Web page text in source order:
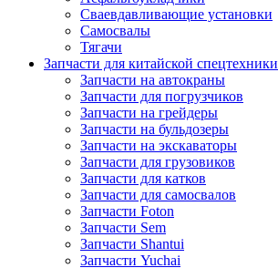
Сваевдавливающие установки
Самосвалы
Тягачи
Запчасти для китайской спецтехники
Запчасти на автокраны
Запчасти для погрузчиков
Запчасти на грейдеры
Запчасти на бульдозеры
Запчасти на экскаваторы
Запчасти для грузовиков
Запчасти для катков
Запчасти для самосвалов
Запчасти Foton
Запчасти Sem
Запчасти Shantui
Запчасти Yuchai